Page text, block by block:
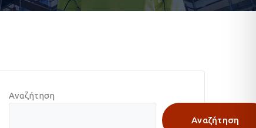
Αναζήτηση
Αναζήτηση